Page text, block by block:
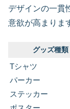
デザインの一貫
意欲が高まりま
グッズ種類
Tシャツ
パーカー
ステッカー